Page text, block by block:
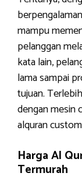
mampu
pelanggan
kata lain,
lama sampai
tujuan.
dengan mesin
alquran
Harga Al
Termurah